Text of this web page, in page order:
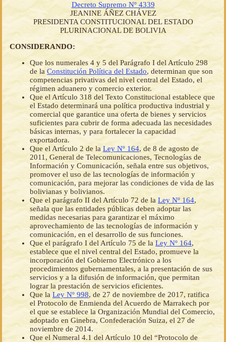
Decreto Supremo Nº 4339
JEANINE ÁÑEZ CHÁVEZ
PRESIDENTA CONSTITUCIONAL DEL ESTADO
PLURINACIONAL DE BOLIVIA
CONSIDERANDO:
Que los numerales 4 y 5 del Parágrafo I del Artículo 298
de la Constitución Política del Estado, determinan que son
competencias privativas del nivel central del Estado, el
régimen aduanero y comercio exterior.
Que el Artículo 318 del Texto Constitucional establece que
el Estado determinará una política productiva industrial y
comercial que garantice una oferta de bienes y servicios
suficientes para cubrir de forma adecuada las necesidades
básicas internas, y para fortalecer la capacidad
exportadora.
Que el Artículo 2 de la Ley Nº 164, de 8 de agosto de
2011, General de Telecomunicaciones, Tecnologías de
Información y Comunicación, señala entre sus objetivos,
promover el uso de las tecnologías de información y
comunicación, para mejorar las condiciones de vida de las
bolivianas y bolivianos.
Que el parágrafo II del Artículo 72 de la Ley Nº 164,
señala que las entidades públicas deben adoptar las
medidas necesarias para garantizar el máximo
aprovechamiento de las tecnologías de información y
comunicación, en el desarrollo de sus funciones.
Que el parágrafo I del Artículo 75 de la Ley Nº 164,
establece que el nivel central del Estado, promueve la
incorporación del Gobierno Electrónico a los
procedimientos gubernamentales, a la presentación de sus
servicios y a la difusión de información, que permitan
lograr la prestación de servicios eficientes.
Que la Ley Nº 998, de 27 de noviembre de 2017, ratifica
el Protocolo de Enmienda del Acuerdo de Marrakech por
el que se establece la Organización Mundial del Comercio,
adoptado en Ginebra, Confederación Suiza, el 27 de
noviembre de 2014.
Que el Numeral 4.1 del Artículo 10 del “Protocolo de